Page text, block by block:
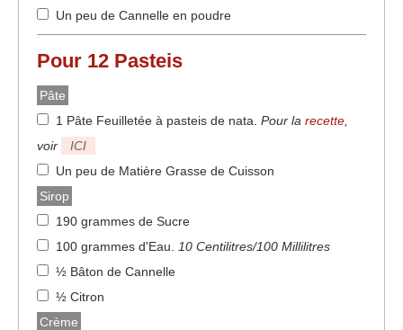
Un peu de Cannelle en poudre
Pour 12 Pasteis
Pâte
1 Pâte Feuilletée à pasteis de nata Pour la recette
voir
ICI
Un peu de Matière Grasse de Cuisson
Sirop
190 grammes de Sucre
100 grammes d'Eau
10 Centilitres/100 Millilitres
½ Bâton de Cannelle
½ Citron
Crème